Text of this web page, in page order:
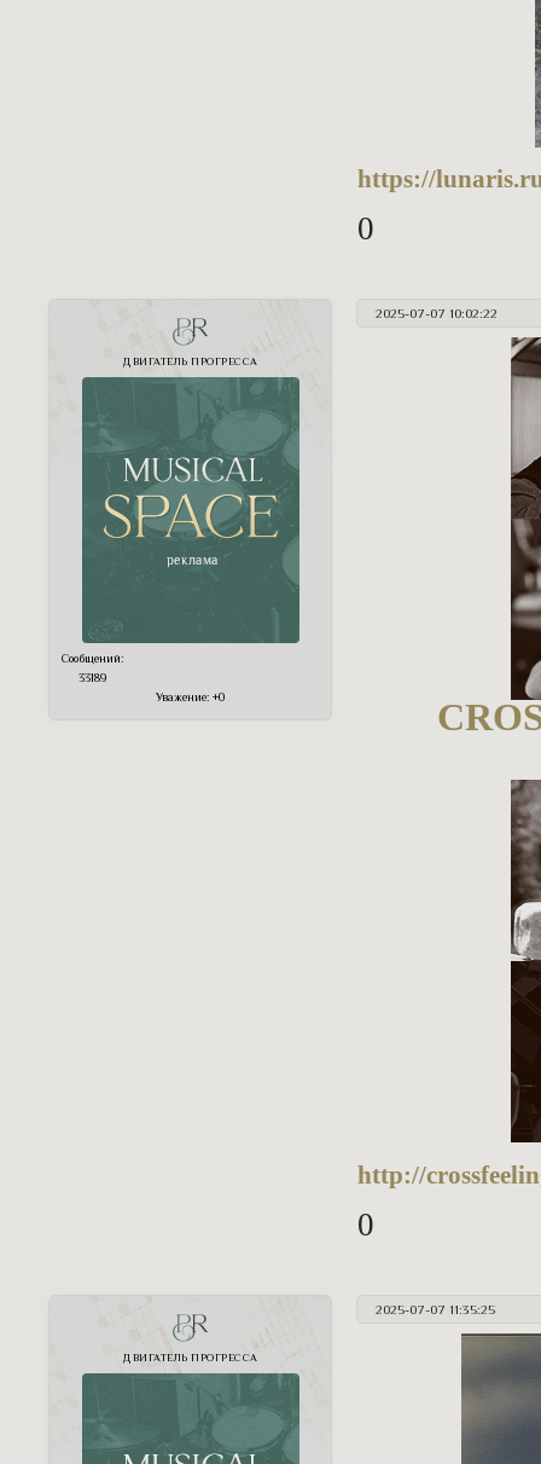
https://
0
2025-07-07 10:02:22
PR
ДВИГАТЕЛЬ ПРОГРЕССА
Сообщений:
33189
Уважение: +0
http://
0
2025-07-07 11:35:25
PR
ДВИГАТЕЛЬ ПРОГРЕССА